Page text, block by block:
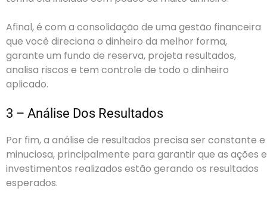
Afinal, é com a consolidação de uma gestão financeira
que você direciona o dinheiro da melhor forma,
garante um fundo de reserva, projeta resultados,
analisa riscos e tem controle de todo o dinheiro
aplicado.
3 – Análise Dos Resultados
Por fim, a análise de resultados precisa ser constante e
minuciosa, principalmente para garantir que as ações e
investimentos realizados estão gerando os resultados
esperados.